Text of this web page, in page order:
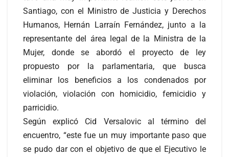
Santiago, con el Ministro de Justicia y Derechos
Humanos, Hernán Larraín Fernández, junto a la
representante del área legal de la Ministra de la
Mujer, donde se abordó el proyecto de ley
propuesto por la parlamentaria, que busca
eliminar los beneficios a los condenados por
violación, violación con homicidio, femicidio y
parricidio.
Según explicó Cid Versalovic al término del
encuentro, “este fue un muy importante paso que
se pudo dar con el objetivo de que el Ejecutivo le